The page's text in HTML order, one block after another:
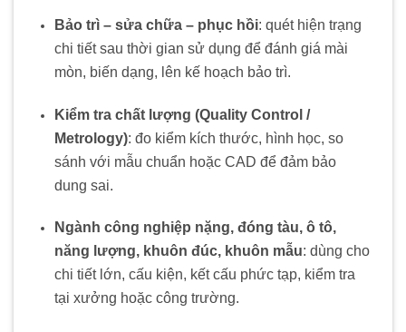
Bảo trì – sửa chữa – phục hồi: quét hiện trạng
chi tiết sau thời gian sử dụng để đánh giá mài
mòn, biến dạng, lên kế hoạch bảo trì.
Kiểm tra chất lượng (Quality Control /
Metrology): đo kiểm kích thước, hình học, so
sánh với mẫu chuẩn hoặc CAD để đảm bảo
dung sai.
Ngành công nghiệp nặng, đóng tàu, ô tô,
năng lượng, khuôn đúc, khuôn mẫu: dùng cho
chi tiết lớn, cấu kiện, kết cấu phức tạp, kiểm tra
tại xưởng hoặc công trường.